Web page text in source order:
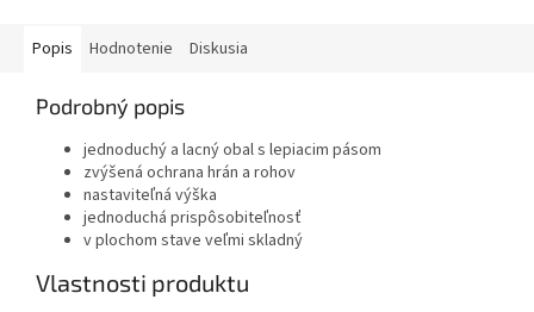
Popis Hodnotenie Diskusia
Podrobný popis
jednoduchý a lacný obal s lepiacim pásom
zvýšená ochrana hrán a rohov
nastaviteľná výška
jednoduchá prispôsobiteľnosť
v plochom stave veľmi skladný
Vlastnosti produktu